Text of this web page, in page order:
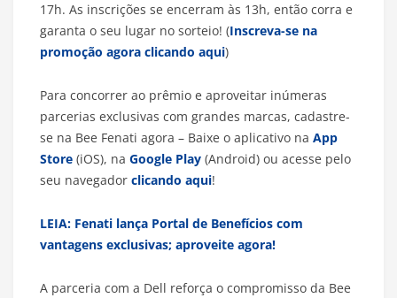
17h. As inscrições se encerram às 13h, então corra e
garanta o seu lugar no sorteio! (Inscreva-se na
promoção agora clicando aqui)
Para concorrer ao prêmio e aproveitar inúmeras
parcerias exclusivas com grandes marcas, cadastre-
se na Bee Fenati agora – Baixe o aplicativo na App
Store (iOS), na Google Play (Android) ou acesse pelo
seu navegador clicando aqui!
LEIA: Fenati lança Portal de Benefícios com
vantagens exclusivas; aproveite agora!
A parceria com a Dell reforça o compromisso da Bee